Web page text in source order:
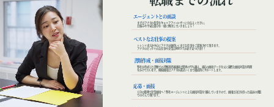
エージェントとの面談
まずはアナタの希望をキャリアアドバイザーにお伝えください。
お悩みや不安な部分を一緒に解決していきましょう！
ベストなお仕事の提案
トレンド求人を中心にアナタが納得いくまでお仕事をご提案させて頂きます。
アナタのピッタリのお仕事や企業はKRESTが必ず見つけます！
書類作成・面接対策
弊社が作成した書類での書類選考通過率は驚異の95％越え。 過去の面接データを元に綿密な面接​対策を時間
をかけて行います。模擬面接はアナタが満足いくまで徹底的にサポートします。
応募・面接
万全の態勢で企業面接へ！弊社エージェントによる面接対策を実施していますので、面接は自信を持った​最高の状態
でのぞんで頂けます。